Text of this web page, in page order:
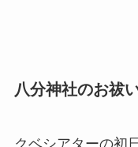
八分神社のお祓
クベシアターの初